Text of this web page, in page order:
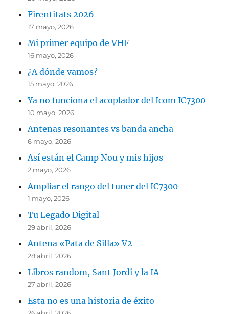
Firentitats 2026
17 mayo, 2026
Mi primer equipo de VHF
16 mayo, 2026
¿A dónde vamos?
15 mayo, 2026
Ya no funciona el acoplador del Icom IC7300
10 mayo, 2026
Antenas resonantes vs banda ancha
6 mayo, 2026
Así están el Camp Nou y mis hijos
2 mayo, 2026
Ampliar el rango del tuner del IC7300
1 mayo, 2026
Tu Legado Digital
29 abril, 2026
Antena «Pata de Silla» V2
28 abril, 2026
Libros random, Sant Jordi y la IA
27 abril, 2026
Esta no es una historia de éxito